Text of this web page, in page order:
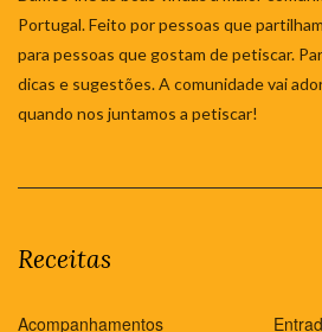
Portugal. Feito por pessoas que
para pessoas que gostam de petiscar.
dicas e sugestões. A comunidade vai
quando nos juntamos a petiscar!
Receitas
Acompanhamentos